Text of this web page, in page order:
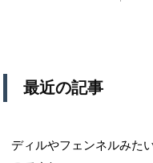
最近の記事
ディルやフェンネルみた